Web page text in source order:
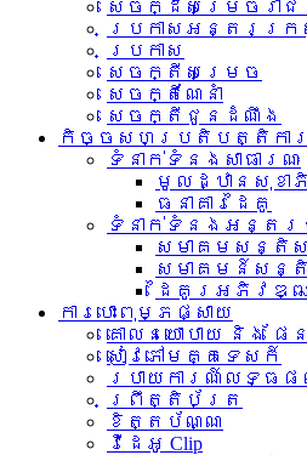
សេចក្ដីសម្រេចរាជ
ប្រកាសអន្តរក្រ
ប្រកាស
សេចក្តីសម្រេច
សេចក្តីណែនាំ
សេចក្តីជូនដំណឹង
កិច្ចសហប្រតិបត្តិការ
ទំនាក់ទំនង​សាធារណៈ
មូលដ្ឋានសុខាភិ
ធនាគារដៃគូ
ទំនាក់​ទំនង​អន្តរ​
សមាគមសន្តិ
សមាគមន៍សន្
ដៃគូរអភិវឌ្
ការបោះពុម្ភផ្សាយ
គោលនយោបាយ និង ផែន
សៀវភៅមគ្គទេសក៍
របាយការណ៍លទ្ធផ
ព្រឹត្តិប័ត្រ
ខិត្តប័ណ្ណ
វីដេអូ Clip